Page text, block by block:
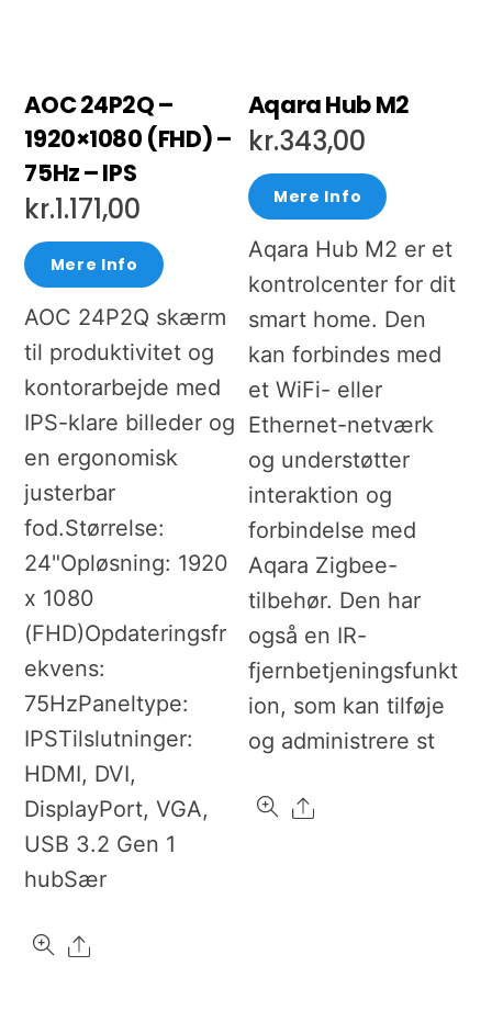
AOC 24P2Q –
1920×1080 (FHD) –
75Hz – IPS
kr.1.171,00
Mere Info
AOC 24P2Q skærm
til produktivitet og
kontorarbejde med
IPS-klare billeder og
en ergonomisk
justerbar
fod.Størrelse:
24"Opløsning: 1920
x 1080
(FHD)Opdateringsfr
ekvens:
75HzPaneltype:
IPSTilslutninger:
HDMI, DVI,
DisplayPort, VGA,
USB 3.2 Gen 1
hubSær
Share
Aqara Hub M2
kr.343,00
Mere Info
Aqara Hub M2 er et
kontrolcenter for dit
smart home. Den
kan forbindes med
et WiFi- eller
Ethernet-netværk
og understøtter
interaktion og
forbindelse med
Aqara Zigbee-
tilbehør. Den har
også en IR-
fjernbetjeningsfunkt
ion, som kan tilføje
og administrere st
Share